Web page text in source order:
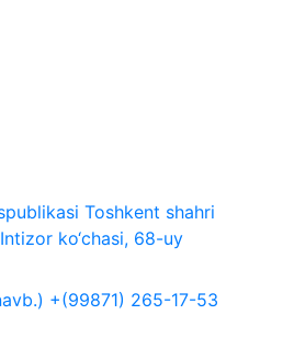
Toshkent shahri
ko‘chasi, 68-uy
+(99871) 265-17-53